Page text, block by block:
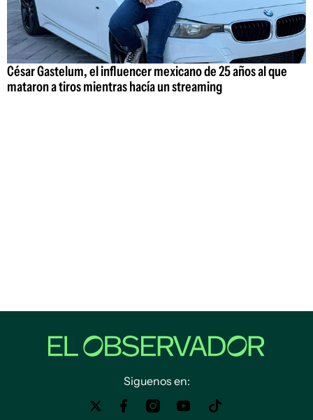
César Gastelum, el influencer mexicano de 25 años al que
mataron a tiros mientras hacía un streaming
Siguenos en: